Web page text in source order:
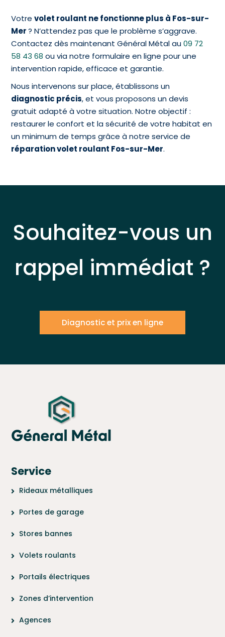
Votrevolet roulant ne fonctionne plus à Fos-sur-
Mer? N’attendez pas que le problème s’aggrave.
Contactez dès maintenant Général Métal au09 72
58 43 68 ou via notre formulaire en ligne pour une
intervention rapide, efficace et garantie.
Nous intervenons sur place, établissons un
diagnostic précis, et vous proposons un devis
gratuit adapté à votre situation. Notre objectif :
restaurer le confort et la sécurité de votre habitat en
un minimum de temps grâce à notre service de
réparation volet roulant Fos-sur-Mer.
Souhaitez-vous un
rappel immédiat ?
Diagnostic et prix en ligne
Service
Rideaux métalliques
Portes de garage
Stores bannes
Volets roulants
Portails électriques
Zones d’intervention
Agences